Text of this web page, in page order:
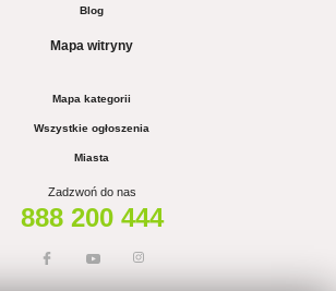
Blog
Mapa witryny
Mapa kategorii
Wszystkie ogłoszenia
Miasta
Zadzwoń do nas
888 200 444